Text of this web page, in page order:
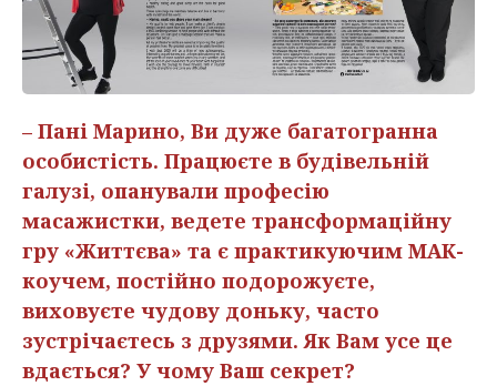
– Пані Марино, Ви дуже багатогранна
особистість. Працюєте в будівельній
галузі, опанували професію
масажистки, ведете трансформаційну
гру «Життєва» та є практикуючим МАК-
коучем, постійно подорожуєте,
виховуєте чудову доньку, часто
зустрічаєтесь з друзями. Як Вам усе це
вдається? У чому Ваш секрет?